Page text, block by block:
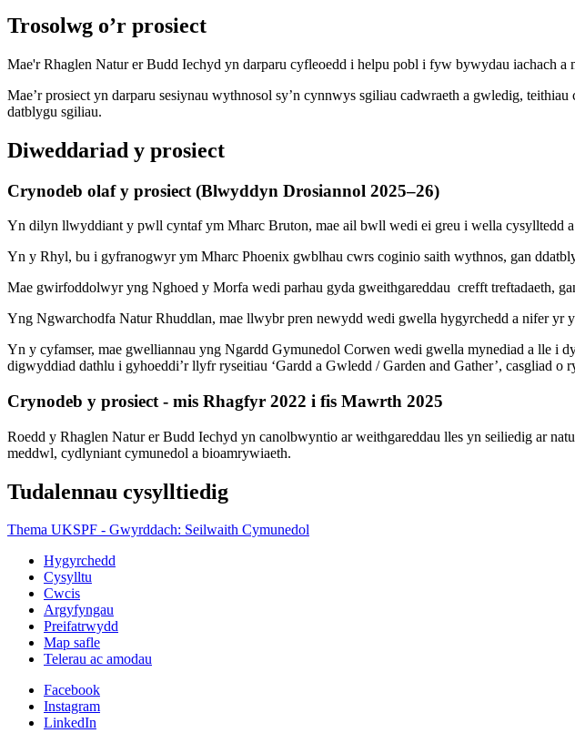
Trosolwg o’r prosiect
Mae'r Rhaglen Natur er Budd Iechyd yn darparu cyfleoedd i helpu pobl i fyw bywydau iachach
Mae’r prosiect yn darparu sesiynau wythnosol sy’n cynnwys sgiliau cadwraeth a gwledig,
datblygu sgiliau.
Diweddariad y prosiect
Crynodeb olaf y prosiect (Blwyddyn Drosiannol 2025–26)
Yn dilyn llwyddiant y pwll cyntaf ym Mharc Bruton, mae ail bwll wedi ei greu i wella
Yn y Rhyl, bu i gyfranogwyr ym Mharc Phoenix gwblhau cwrs coginio saith wythnos, gan
Mae gwirfoddolwyr yng Nghoed y Morfa wedi parhau gyda gweithgareddau crefft treftadaeth,
Yng Ngwarchodfa Natur Rhuddlan, mae llwybr pren newydd wedi gwella hygyrchedd a nifer yr
Yn y cyfamser, mae gwelliannau yng Ngardd Gymunedol Corwen wedi gwella mynediad a lle
digwyddiad dathlu i gyhoeddi’r llyfr ryseitiau ‘Gardd a Gwledd / Garden and Gather’, casgliad
Crynodeb y prosiect - mis Rhagfyr 2022 i fis Mawrth 2025
Roedd y Rhaglen Natur er Budd Iechyd yn canolbwyntio ar weithgareddau lles yn seiliedig ar
meddwl, cydlyniant cymunedol a bioamrywiaeth.
Tudalennau cysylltiedig
Thema UKSPF - Gwyrddach: Seilwaith Cymunedol
Hygyrchedd
Cysylltu
Cwcis
Argyfyngau
Preifatrwydd
Map safle
Telerau ac amodau
Facebook
Instagram
LinkedIn